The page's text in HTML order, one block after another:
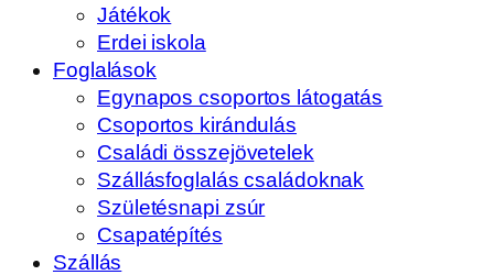
Játékok
Erdei iskola
Foglalások
Egynapos csoportos látogatás
Csoportos kirándulás
Családi összejövetelek
Szállásfoglalás családoknak
Születésnapi zsúr
Csapatépítés
Szállás